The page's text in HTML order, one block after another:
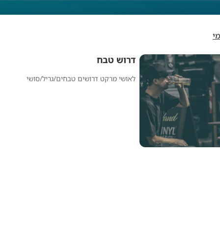
דרוש טבח
לאושי מרקט דרושים טבחים/גריל/סושי
דרוש טבח